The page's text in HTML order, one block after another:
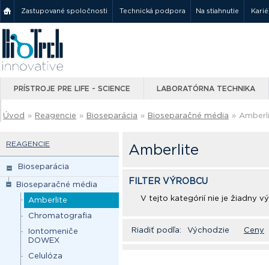
Zastupované spoločnosti Technická podpora Na stiahnutie
PRÍSTROJE PRE LIFE - SCIENCE LABORATÓRNA TECHNIKA
Úvod » Reagencie » Bioseparácia » Bioseparačné média »
REAGENCIE
Bioseparácia
Bioseparačné média
Amberlite
Chromatografia
Iontomeniče
DOWEX
Celulóza
Amberlite
FILTER VÝROBCU
V tejto kategórií nie je žiadny
Riadiť podľa: Východzie Ceny